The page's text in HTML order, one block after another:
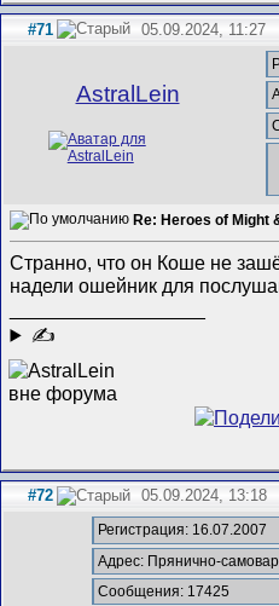
#71 05.09.2024, 11:27
AstralLein
Re: Heroes of Might
Странно, что он Коше не
надели ошейник для
✍
#72 05.09.2024, 13:18
Регистрация: 16.07.2007
Адрес: Прянично-
Сообщения: 17425